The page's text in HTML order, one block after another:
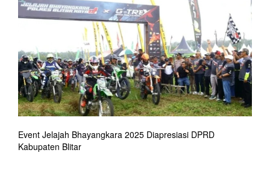
Event Jelajah Bhayangkara 2025 Diapresiasi DPRD
Kabupaten Blitar